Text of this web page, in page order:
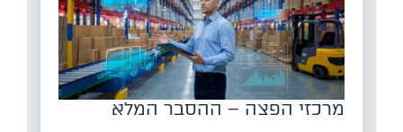
הצורך במחסנים לוגיסטיים מודרניים